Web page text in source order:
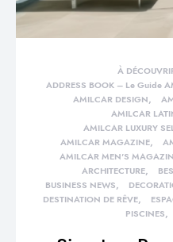
À
ADDRESS BOOK – Le Guide
AMILCAR DESIGN
AMILCAR
AMILCAR LUXURY
AMILCAR MAGAZINE
AMILCAR MEN'S
ARCHITECTURE
BUSINESS NEWS
DESTINATION DE RÊVE
PISCINES